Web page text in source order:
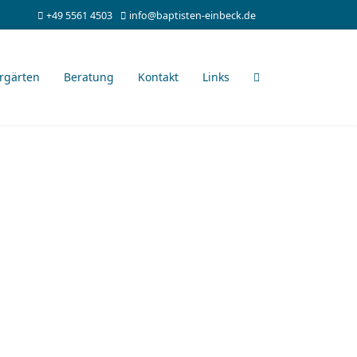
+49 5561 4503 info@baptisten-einbeck.de
Beratung Kontakt Links